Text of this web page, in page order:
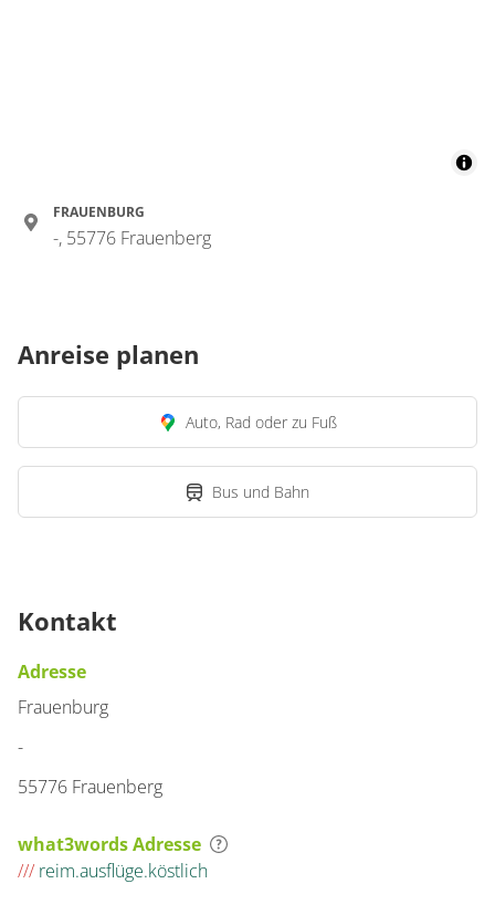
FRAUENBURG
-, 55776 Frauenberg
Anreise planen
Auto, Rad oder zu Fuß
Bus und Bahn
Kontakt
Adresse
Frauenburg
-
55776 Frauenberg
what3words Adresse
/// reim.ausflüge.köstlich